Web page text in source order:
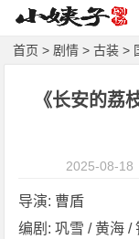
首页 > 剧情 >古装 >
《长安的
2025-08-18
导演: 曹盾
编剧: 巩雪 / 黄海 /